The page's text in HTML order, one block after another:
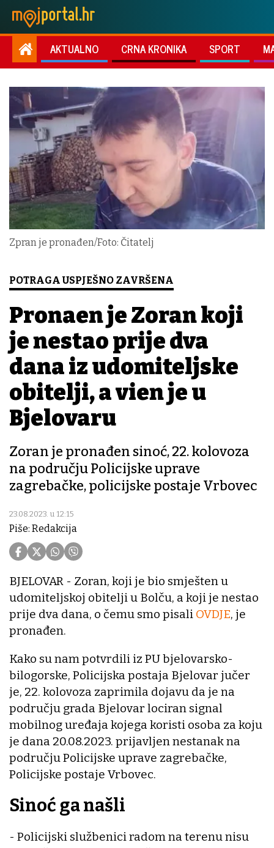
AKTUALNO CRNA KRONIKA SPORT
Zpran je pronađen/Foto: Čitatelj
POTRAGA USPJEŠNO ZAVRŠENA
Pronađen je Zoran koji
je nestao prije dva
dana iz udomiteljske
obitelji, a viđen je u
Bjelovaru
Zoran je pronađen sinoć, 22. kolovoza
na području Policijske uprave
zagrebačke, policijske postaje Vrbovec
23.08.2023. u 12:15
Piše: Redakcija
BJELOVAR - Zoran, koji je bio smješten u
udomiteljskoj obitelji u Bolču, a koji je nestao
prije dva dana, o čemu smo pisali OVDJE, je
pronađen.
Kako su nam potvrdili iz PU bjelovarsko-
bilogorske, Policijska postaja Bjelovar jučer
je, 22. kolovoza zaprimila dojavu da je na
području grada Bjelovar lociran signal
mobilnog uređaja kojega koristi osoba za koju
je dana 20.08.2023. prijavljen nestanak na
području Policijske uprave zagrebačke,
Policijske postaje Vrbovec.
Sinoć ga našli
- Policijski službenici radom na terenu nisu